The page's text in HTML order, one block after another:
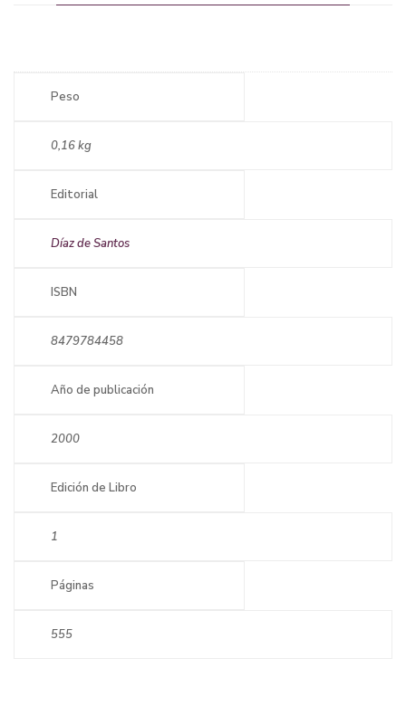
Peso
0,16 kg
Editorial
Díaz de Santos
ISBN
8479784458
Año de publicación
2000
Edición de Libro
1
Páginas
555